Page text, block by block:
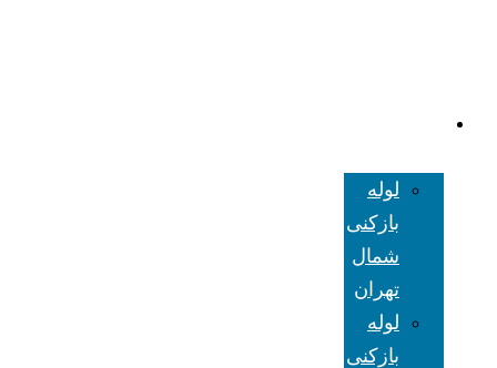
لوله
بازکنی
شمال
تهران
لوله
بازکنی